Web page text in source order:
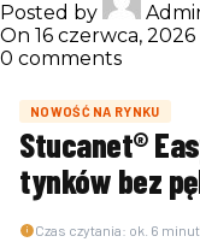
Posted by
On 16 czerwca, 2026
0 comments
NOWOŚĆ NA RYNKU
Stucanet®
tynków bez
Czas czytania: ok. 6 minut